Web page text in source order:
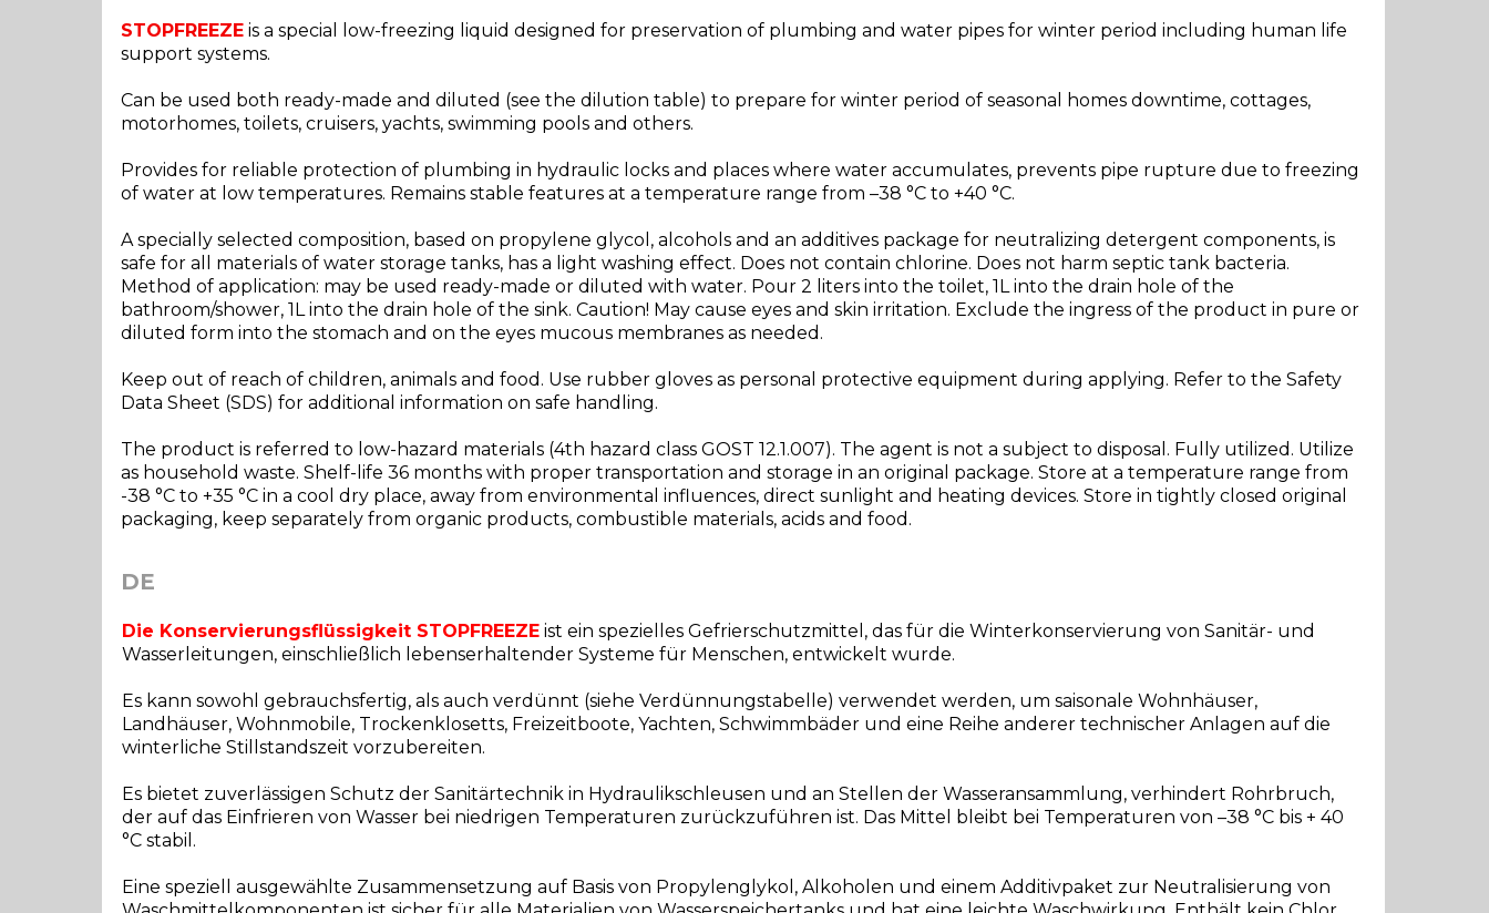
STOPFREEZE is a special low-freezing liquid designed for preservation of plumbing and water pipes for winter period including human life
support systems.
Can be used both ready-made and diluted (see the dilution table) to prepare for winter period of seasonal homes downtime, cottages,
motorhomes, toilets, cruisers, yachts, swimming pools and others.
Provides for reliable protection of plumbing in hydraulic locks and places where water accumulates, prevents pipe rupture due to freezing
of water at low temperatures. Remains stable features at a temperature range from –38 °C to +40 °C.
A specially selected composition, based on propylene glycol, alcohols and an additives package for neutralizing detergent components, is
safe for all materials of water storage tanks, has a light washing effect. Does not contain chlorine. Does not harm septic tank bacteria.
Method of application: may be used ready-made or diluted with water. Pour 2 liters into the toilet, 1L into the drain hole of the
bathroom/shower, 1L into the drain hole of the sink. Caution! May cause eyes and skin irritation. Exclude the ingress of the product in pure or
diluted form into the stomach and on the eyes mucous membranes as needed.
Keep out of reach of children, animals and food. Use rubber gloves as personal protective equipment during applying. Refer to the Safety
Data Sheet (SDS) for additional information on safe handling.
The product is referred to low-hazard materials (4th hazard class GOST 12.1.007). The agent is not a subject to disposal. Fully utilized. Utilize
as household waste. Shelf-life 36 months with proper transportation and storage in an original package. Store at a temperature range from
-38 °C to +35 °C in a cool dry place, away from environmental influences, direct sunlight and heating devices. Store in tightly closed original
packaging, keep separately from organic products, combustible materials, acids and food.
Die Konservierungsflüssigkeit STOPFREEZE ist ein spezielles Gefrierschutzmittel, das für die Winterkonservierung von Sanitär- und
Wasserleitungen, einschließlich lebenserhaltender Systeme für Menschen, entwickelt wurde.
Es kann sowohl gebrauchsfertig, als auch verdünnt (siehe Verdünnungstabelle) verwendet werden, um saisonale Wohnhäuser,
Landhäuser, Wohnmobile, Trockenklosetts, Freizeitboote, Yachten, Schwimmbäder und eine Reihe anderer technischer Anlagen auf die
winterliche Stillstandszeit vorzubereiten.
Es bietet zuverlässigen Schutz der Sanitärtechnik in Hydraulikschleusen und an Stellen der Wasseransammlung, verhindert Rohrbruch,
der auf das Einfrieren von Wasser bei niedrigen Temperaturen zurückzuführen ist. Das Mittel bleibt bei Temperaturen von –38 °C bis + 40
°C stabil.
Eine speziell ausgewählte Zusammensetzung auf Basis von Propylenglykol, Alkoholen und einem Additivpaket zur Neutralisierung von
DE